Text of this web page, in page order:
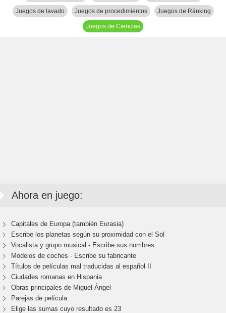
Juegos de lavado Juegos de procedimientos Juegos de Ránking
Juegos de Ciencias
Ahora en juego:
Capitales de Europa (también Eurasia)
Escribe los planetas según su proximidad con el Sol
Vocalista y grupo musical - Escribe sus nombres
Modelos de coches - Escribe su fabricante
Títulos de películas mal traducidas al español II
Ciudades romanas en Hispania
Obras principales de Miguel Ángel
Parejas de película
Elige las sumas cuyo resultado es 23